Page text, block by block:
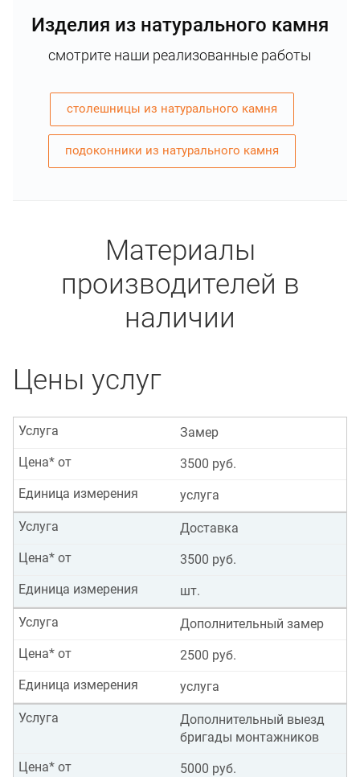
Изделия из натурального камня
смотрите наши реализованные работы
столешницы из натурального камня
подоконники из натурального камня
Материалы
производителей в
наличии
Цены услуг
Замер
Услуга
3500 руб.
Цена* от
услуга
Единица измерения
Доставка
Услуга
3500 руб.
Цена* от
шт.
Единица измерения
Дополнительный замер
Услуга
2500 руб.
Цена* от
услуга
Единица измерения
Дополнительный выезд
бригады монтажников
Услуга
5000 руб.
Цена* от